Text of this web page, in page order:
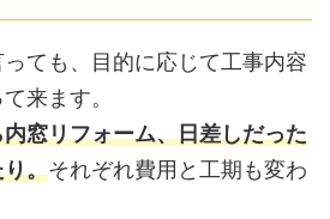
ても、目的に応じて工事内容
来ます。
窓リフォーム、日差しだった
。それぞれ費用と工期も変わ